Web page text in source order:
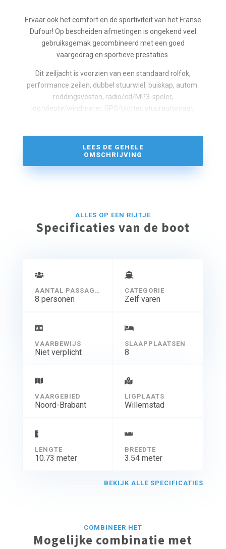
Ervaar ook het comfort en de sportiviteit van het Franse
Dufour! Op bescheiden afmetingen is ongekend veel
gebruiksgemak gecombineerd met een goed
vaargedrag en sportieve prestaties.
Dit zeiljacht is voorzien van een standaard rolfok,
performance zeilen, dubbel stuurwiel, buiskap, autom.
reddingsvesten, radio/cd/MP3-speler,
log/diepte/windmeter, GPS/plotter, stuurautomaat,
verplicht).
LEES DE GEHELE
OMSCHRIJVING
ALLES OP EEN RIJTJE
Specificaties van de boot
AANTAL PASSAGIERS
8 personen
CATEGORIE
Zelf varen
VAARBEWIJS
Niet verplicht
SLAAPPLAATSEN
8
VAARGEBIED
Noord-Brabant
LIGPLAATS
Willemstad
LENGTE
10.73 meter
BREEDTE
3.54 meter
BEKIJK ALLE SPECIFICATIES
COMBINEER HET
Mogelijke combinatie met